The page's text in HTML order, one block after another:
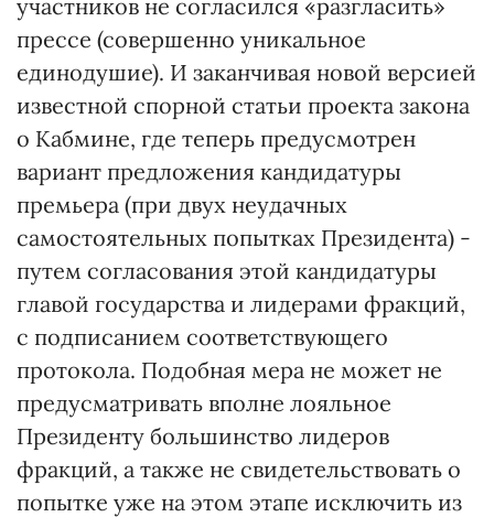
участников не согласился «разгласить»
прессе (совершенно уникальное
единодушие). И заканчивая новой версией
известной спорной статьи проекта закона
о Кабмине, где теперь предусмотрен
вариант предложения кандидатуры
премьера (при двух неудачных
самостоятельных попытках Президента) -
путем согласования этой кандидатуры
главой государства и лидерами фракций,
с подписанием соответствующего
протокола. Подобная мера не может не
предусматривать вполне лояльное
Президенту большинство лидеров
фракций, а также не свидетельствовать о
попытке уже на этом этапе исключить из